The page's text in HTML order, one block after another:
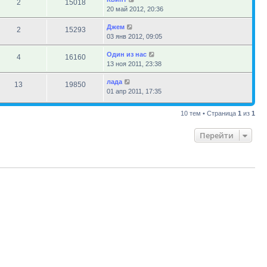
2 15018
20 май 2012, 20:36
2 15293
Джем
03 янв 2012, 09:05
4 16160
Один из нас
13 ноя 2011, 23:38
13 19850
лада
01 апр 2011, 17:35
10 тем • Страница 1 из 1
Перейти